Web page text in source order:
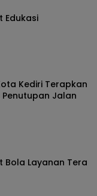
Edukasi
Kediri Terapkan
Penutupan Jalan
Bola Layanan Tera